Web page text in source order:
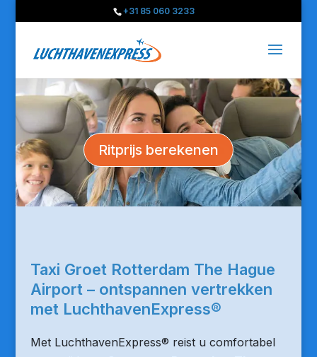
+31 85 060 3233
Ritprijs berekenen
Taxi Groet Rotterdam The Hague
Airport – ontspannen vertrekken
met LuchthavenExpress®
Met LuchthavenExpress® reist u comfortabel